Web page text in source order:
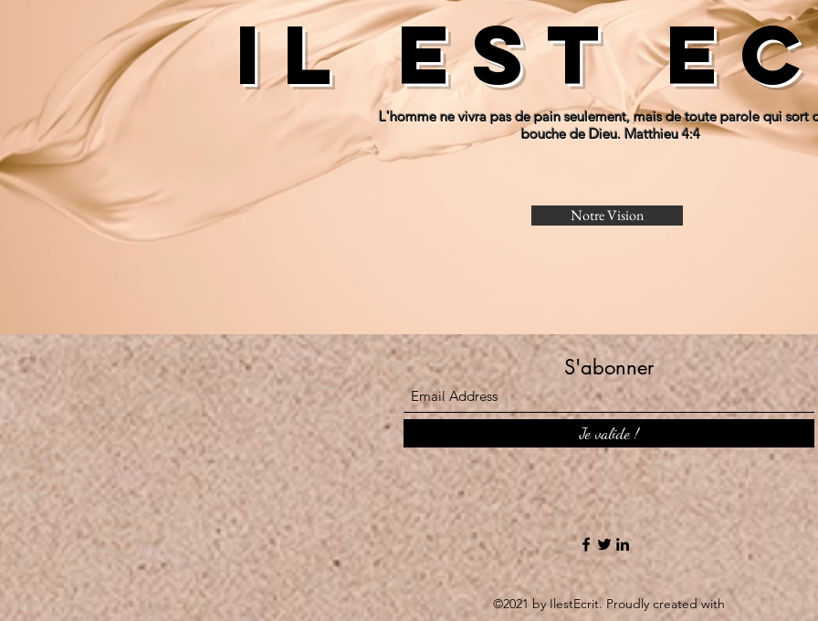
il est
L'homme ne vivra pas de pain seulement, mais de toute parole qui sort
bouche de Dieu. Matthieu 4:4
Notre Vision
S'abonner
Je valide !
©2021 by IlestEcrit. Proudly created with